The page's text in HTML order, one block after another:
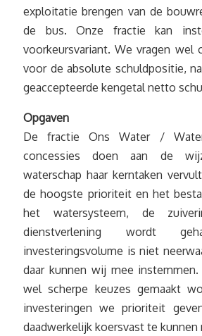
exploitatie brengen van de
de bus. Onze fractie kan
voorkeursvariant. We vragen wel
voor de absolute schuldpositie,
geaccepteerde kengetal netto
Opgaven
De fractie Ons Water /
concessies doen aan de
waterschap haar kerntaken
de hoogste prioriteit en het
het watersysteem, de
dienstverlening wordt
investeringsvolume is niet
daar kunnen wij mee
wel scherpe keuzes gemaakt
investeringen we prioriteit
daadwerkelijk koersvast te kunnen